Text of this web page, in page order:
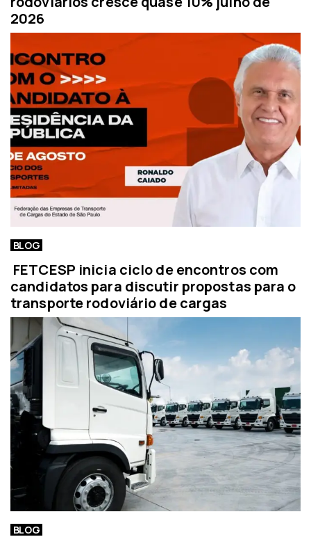
2026
BLOG
FETCESP inicia ciclo de encontros com
candidatos para discutir propostas para o
transporte rodoviário de cargas
BLOG